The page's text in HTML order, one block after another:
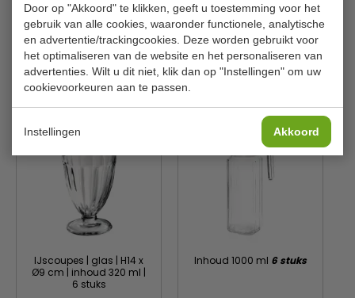
Door op "Akkoord" te klikken, geeft u toestemming voor het
gebruik van alle cookies, waaronder functionele, analytische
en advertentie/trackingcookies. Deze worden gebruikt voor
het optimaliseren van de website en het personaliseren van
advertenties. Wilt u dit niet, klik dan op "Instellingen" om uw
cookievoorkeuren aan te passen.
Instellingen Akkoord
Afmeting
24.5(h) x 6(Ø)cm
Aantal
6 stuks
Is dit iets voor jou?
IJscoupes | glas | H14 x
Ø9 cm | inhoud 320 ml |
6 stuks
Inhoud 1000 ml 6 stuks